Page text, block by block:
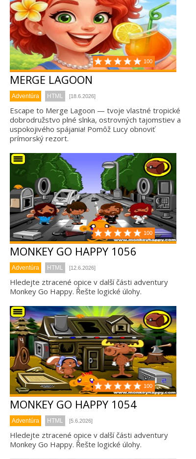
100
MERGE LAGOON
Adventúra HTML [18.6.2026]
Escape to Merge Lagoon — tvoje vlastné tropické
dobrodružstvo plné slnka, ostrovných tajomstiev a
uspokojivého spájania! Pomôž Lucy obnoviť
prímorský rezort.
100
MONKEY GO HAPPY 1056
Adventúra HTML [12.6.2026]
Hledejte ztracené opice v další části adventury
Monkey Go Happy. Řešte logické úlohy.
100
MONKEY GO HAPPY 1054
Adventúra HTML [5.6.2026]
Hledejte ztracené opice v další části adventury
Monkey Go Happy. Řešte logické úlohy.